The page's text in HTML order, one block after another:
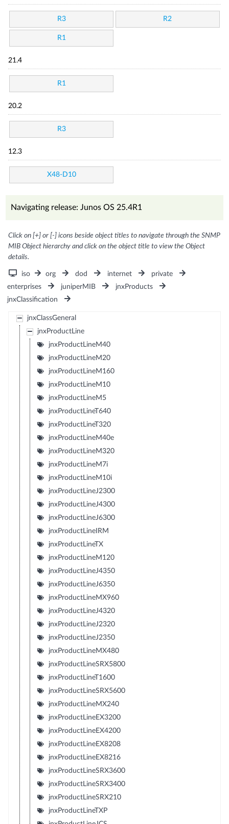
R3 R2
R1
21.4
R1
20.2
R3
12.3
X48-D10
Navigating release: Junos OS 25.4R1
Click on [+] or [-] icons beside object titles to navigate through the SNMP
MIB Object hierarchy and click on the object title to view the Object
details.
iso org dod internet
private
enterprises
juniperMIB
jnxProducts
jnxClassification
jnxClassGeneral
jnxProductLine
jnxProductLineM40
jnxProductLineM20
jnxProductLineM160
jnxProductLineM10
jnxProductLineM5
jnxProductLineT640
jnxProductLineT320
jnxProductLineM40e
jnxProductLineM320
jnxProductLineM7i
jnxProductLineM10i
jnxProductLineJ2300
jnxProductLineJ4300
jnxProductLineJ6300
jnxProductLineIRM
jnxProductLineTX
jnxProductLineM120
jnxProductLineJ4350
jnxProductLineJ6350
jnxProductLineMX960
jnxProductLineJ4320
jnxProductLineJ2320
jnxProductLineJ2350
jnxProductLineMX480
jnxProductLineSRX5800
jnxProductLineT1600
jnxProductLineSRX5600
jnxProductLineMX240
jnxProductLineEX3200
jnxProductLineEX4200
jnxProductLineEX8208
jnxProductLineEX8216
jnxProductLineSRX3600
jnxProductLineSRX3400
jnxProductLineSRX210
jnxProductLineTXP